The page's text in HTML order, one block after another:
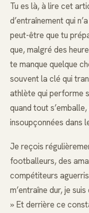
Tu es là, à lire cet
d’entraînement qui
peut-être que tu
que, malgré des
te manque quelque
souvent la clé qui
athlète qui performe
quand tout
insoupçonnées dans
Je reçois
footballeurs, des
compétiteurs
m’entraîne dur, je
» Et derrière ce